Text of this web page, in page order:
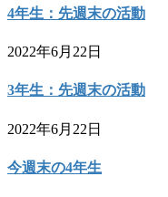
4年生：先週末の活動
2022年6月22日
3年生：先週末の活動
2022年6月22日
今週末の4年生